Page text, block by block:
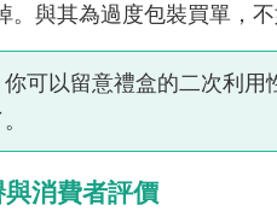
。與其為過度包裝買單，
可以留意禮盒的二次利
消費者評價